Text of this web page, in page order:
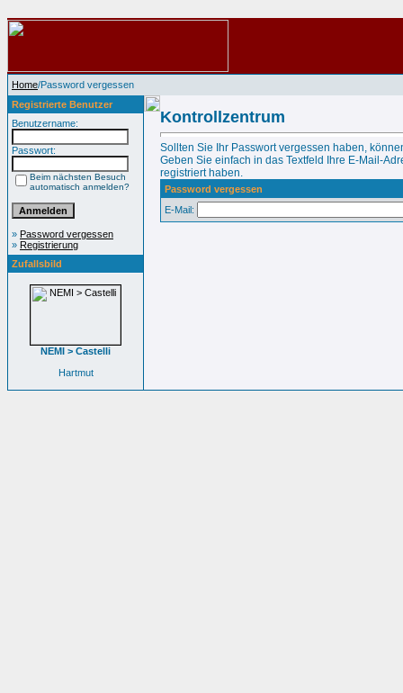
Home/Password vergessen
Registrierte Benutzer
Benutzername:
Passwort:
Beim nächsten Besuch
automatisch anmelden?
» Password vergessen
» Registrierung
Zufallsbild
NEMI > Castelli
Hartmut
Kontrollzentrum
Sollten Sie Ihr Passwort vergessen haben,
Geben Sie einfach in das Textfeld Ihre E-Mail-
registriert haben.
Password vergessen
E-Mail: